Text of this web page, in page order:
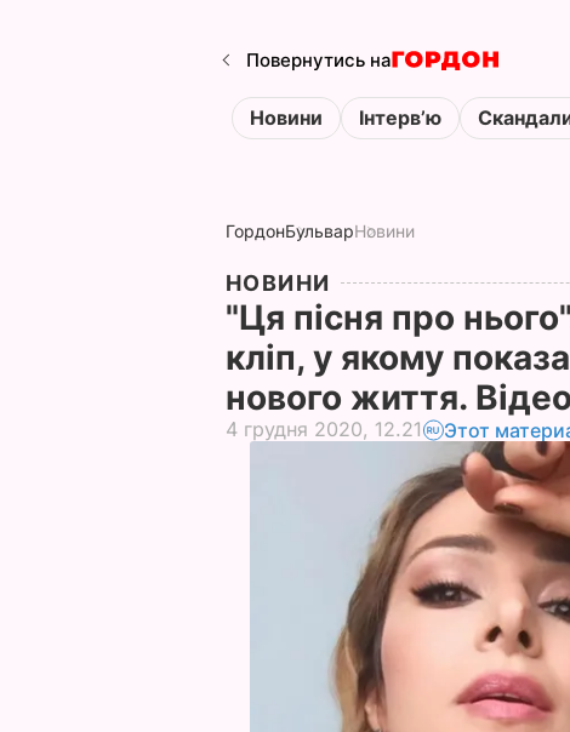
Повернутись на
Новини Інтервʼю
ГордонБульварНовини
НОВИНИ
"Ця пісня про
кліп, у якому
нового життя. Відео
4 грудня 2020, 12.21 Этот